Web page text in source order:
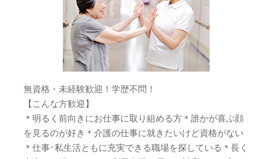
無資格・未経験歓迎！学歴不問！
【こんな方歓迎】
＊明るく前向きにお仕事に取り組める方＊誰かが喜ぶ顔
を見るのが好き＊介護の仕事に就きたいけど資格がない
＊仕事･私生活ともに充実できる職場を探している＊長く